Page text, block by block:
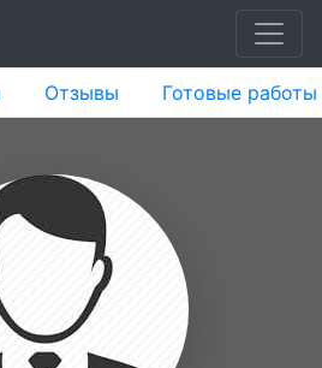
Отзывы Готовые работы